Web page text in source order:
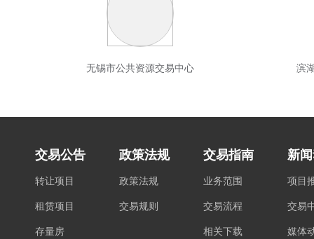
无锡市公共资源交易中心 滨
交易公告
转让项目
租赁项目
存量房
政策法规
政策法规
交易规则
交易指南
业务范围
交易流程
相关下载
新
项目
交易
媒体